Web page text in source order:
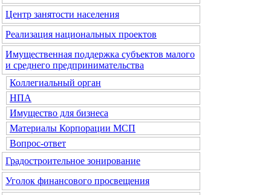
Центр занятости населения
Реализация национальных проектов
Имущественная поддержка субъектов малого
и среднего предпринимательства
Коллегиальный орган
НПА
Имущество для бизнеса
Материалы Корпорации МСП
Вопрос-ответ
Градостроительное зонирование
Уголок финансового просвещения